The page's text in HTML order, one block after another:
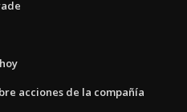
acciones de la compañía